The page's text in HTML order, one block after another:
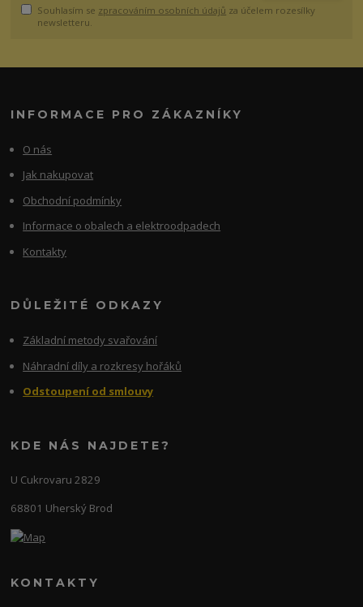
Souhlasím se zpracováním osobních údajů za účelem rozesílky
newsletteru.
INFORMACE PRO ZÁKAZNÍKY
O nás
Jak nakupovat
Obchodní podmínky
Informace o obalech a elektroodpadech
Kontakty
DŮLEŽITÉ ODKAZY
Základní metody svařování
Náhradní díly a rozkresy hořáků
Odstoupení od smlouvy
KDE NÁS NAJDETE?
U Cukrovaru 2829
68801 Uherský Brod
KONTAKTY